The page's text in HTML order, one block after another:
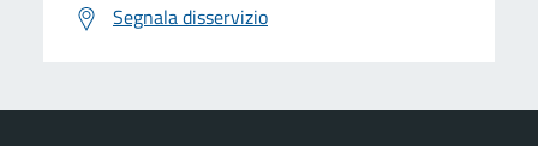
Segnala disservizio